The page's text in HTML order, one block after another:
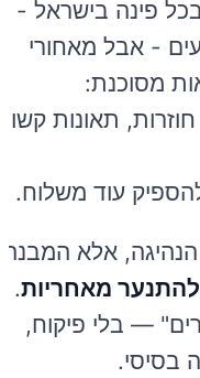
פינה בישראל -
- אבל מאחורי
מסוכנת:
תאונות
עוד משלוח.
אלא המבנה
להתנער מאחריות.
— בלי פיקוח,
בסיסי.